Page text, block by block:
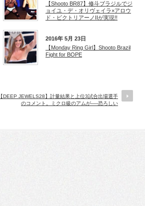
【Shooto BR87】修斗ブラジルでジ
ョイユ・デ・オリヴェイラ×アロウ
ド・ビクトリアーノIIが実現!!
2016年 5月 23日
【Monday Ring Girl】Shooto Brazil
Fight for BOPE
【DEEP JEWELS28】計量結果と上位3試合出場選手
のコメント。ミクロ級のアムが──恐ろしい